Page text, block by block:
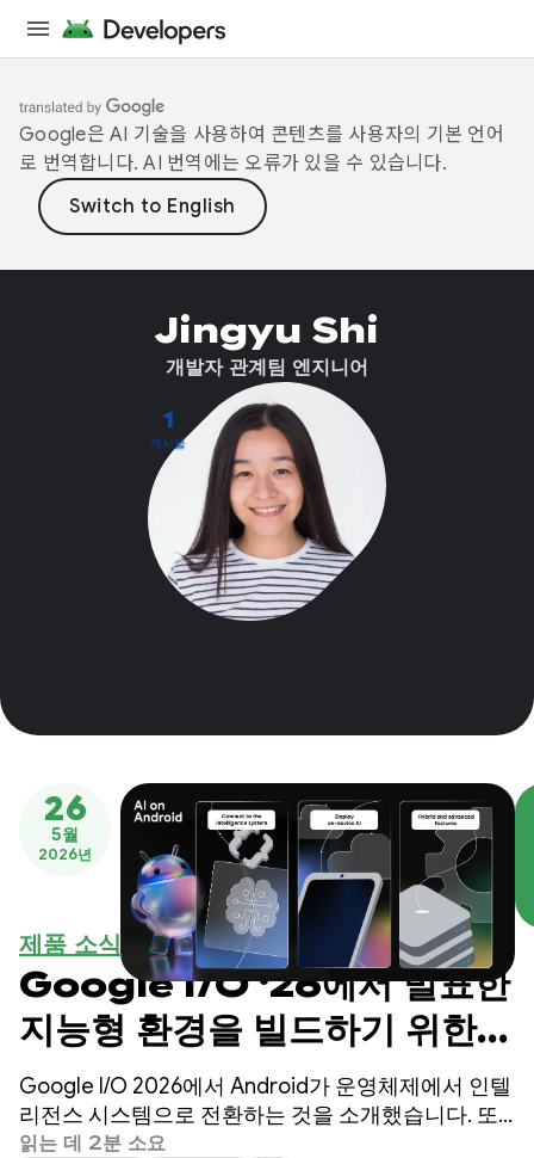
Google은 AI 기술을 사용하여 콘텐츠를 사용자의 기본 언어
로 번역합니다. AI 번역에는 오류가 있을 수 있습니다.
1
게시물
Jingyu Shi
개발자 관계팀 엔지니어
26
5월
2026년
제품 소식
Google I/O ‘26에서 발표한
지능형 환경을 빌드하기 위한
Android의 주요 AI 업데이
트
Google I/O 2026에서 Android가 운영체제에서 인텔
리전스 시스템으로 전환하는 것을 소개했습니다. 또
한 시스템을 사용하여 지능형 환경을 기본적으로 빌
읽는 데 2분 소요